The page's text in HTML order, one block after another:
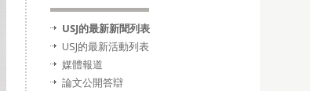
USJ的最新新聞列表
USJ的最新活動列表
媒體報道
論文公開答辯